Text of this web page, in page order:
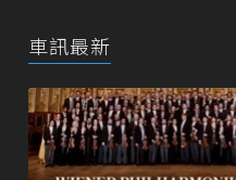
車訊最新